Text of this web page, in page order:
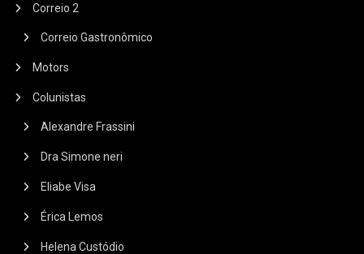
Correio 2
Correio Gastronômico
Motors
Colunistas
Alexandre Frassini
Dra Simone neri
Eliabe Visa
Érica Lemos
Helena Custódio